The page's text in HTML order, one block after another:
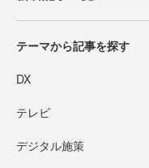
テーマから記事を探す
DX
テレビ
デジタル施策